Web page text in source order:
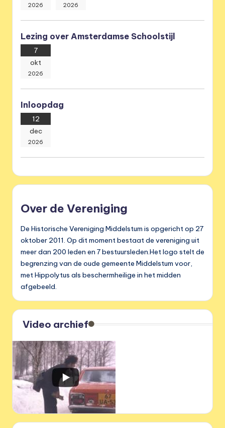
2026 2026
Lezing over Amsterdamse Schoolstijl
7
okt
2026
Inloopdag
12
dec
2026
Over de Vereniging
De Historische Vereniging Middelstum is opgericht op 27
oktober 2011. Op dit moment bestaat de vereniging uit
meer dan 200 leden en 7 bestuursleden.Het logo stelt de
begrenzing van de oude gemeente Middelstum voor,
met Hippolytus als beschermheilige in het midden
afgebeeld.
Video archief